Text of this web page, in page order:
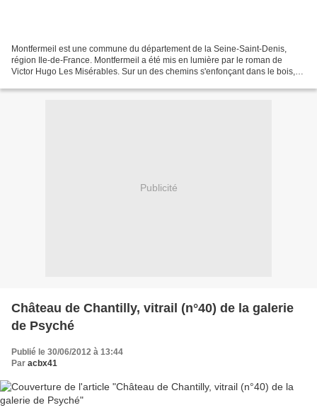
Montfermeil est une commune du département de la Seine-Saint-Denis,
région Ile-de-France. Montfermeil a été mis en lumière par le roman de
Victor Hugo Les Misérables. Sur un des chemins s'enfonçant dans le bois,
Publicité
Château de Chantilly, vitrail (n°40) de la galerie
de Psyché
Publié le 30/06/2012 à 13:44
Par acbx41